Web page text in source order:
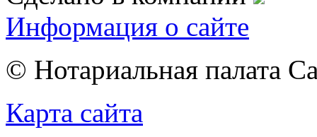
Информация о сайте
© Нотариальная палата
Карта сайта